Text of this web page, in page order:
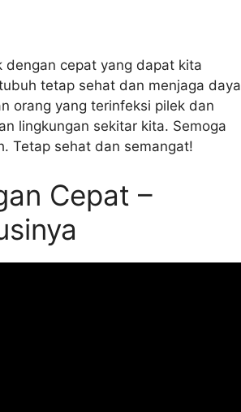
cepat yang dapat kita
tetap sehat dan menjaga daya
orang yang terinfeksi pilek dan
lingkungan sekitar kita. Semoga
Tetap sehat dan semangat!
Cepat –